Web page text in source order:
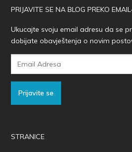
PRIJAVITE SE NA BLOG PREKO
Ukucajte svoju email adresu da se
dobijate obavještenja o novim
Prijavite se
STRANICE